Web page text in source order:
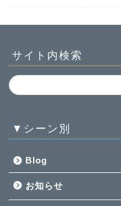
サイト内検索
▼シーン別
Blog
お知らせ